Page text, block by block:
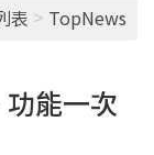
表 > TopNews
能一次